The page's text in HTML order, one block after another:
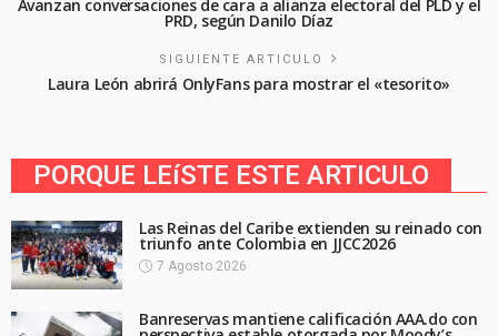
Avanzan conversaciones de cara a alianza electoral del PLD y el
PRD, según Danilo Díaz
SIGUIENTE ARTICULO
Laura León abrirá OnlyFans para mostrar el «tesorito»
PORQUE LEíSTE ESTE ARTICULO
Las Reinas del Caribe extienden su reinado con
triunfo ante Colombia en JJCC2026
7 Agosto 2026
Banreservas mantiene calificación AAA.do con